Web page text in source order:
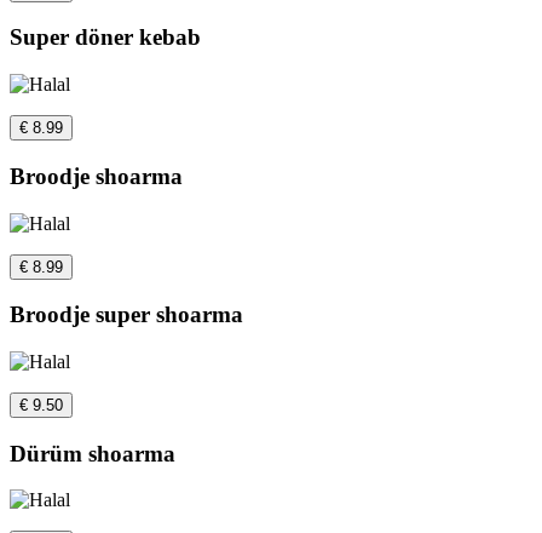
Super döner kebab
€ 8.99
Broodje shoarma
€ 8.99
Broodje super shoarma
€ 9.50
Dürüm shoarma